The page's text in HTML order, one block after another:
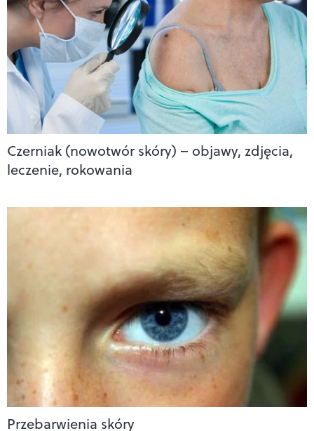
Czerniak (nowotwór skóry) – objawy, zdjęcia,
leczenie, rokowania
Przebarwienia skóry